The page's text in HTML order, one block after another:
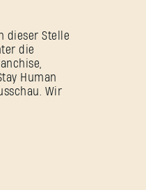
dieser Stelle
die
Human
Wir